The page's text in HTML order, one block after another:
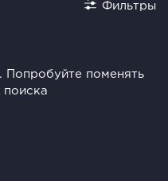
Фильтры
Попробуйте поменять
поиска